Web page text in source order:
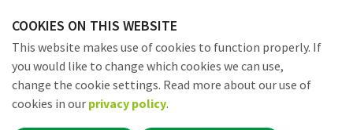
links
Jump
to
navigation
COOKIES ON THIS WEBSITE
This website makes use of cookies to function properly. If
you would like to change which cookies we can use,
change the cookie settings. Read more about our use of
cookies in our privacy policy.